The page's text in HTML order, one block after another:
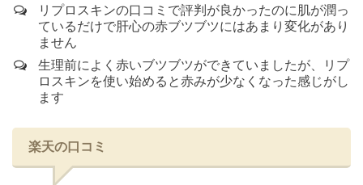
リプロスキンの口コミで評判が良かったのに肌が潤っ
ているだけで肝心の赤ブツブツにはあまり変化があり
ません
生理前によく赤いブツブツができていましたが、リプ
ロスキンを使い始めると赤みが少なくなった感じがし
ます
楽天の口コミ